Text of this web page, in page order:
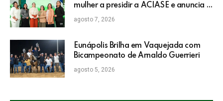
mulher a presidir a ACIASE e anuncia a
retomada do Prêmio Destaque
Empresarial
agosto 7, 2026
Eunápolis Brilha em Vaquejada com
Bicampeonato de Arnaldo Guerrieri
agosto 5, 2026